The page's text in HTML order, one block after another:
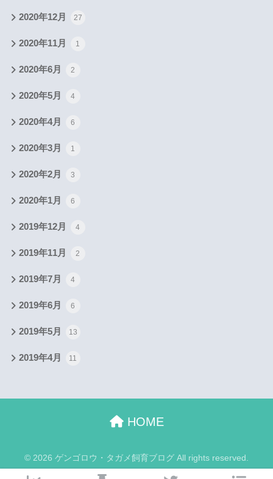
2020年12月 27
2020年11月 1
2020年6月 2
2020年5月 4
2020年4月 6
2020年3月 1
2020年2月 3
2020年1月 6
2019年12月 4
2019年11月 2
2019年7月 4
2019年6月 6
2019年5月 13
2019年4月 11
HOME
© 2026 ゲンゴロウ・タガメ飼育ブログ All rights reserved.